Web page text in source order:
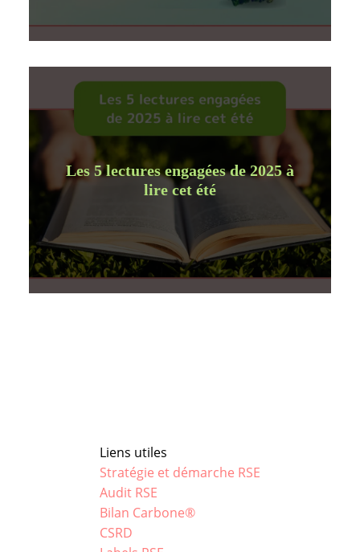
Les 5 lectures engagées de 2025 à
lire cet été
Liens utiles
Stratégie et démarche RSE
Audit RSE
Bilan Carbone®
CSRD